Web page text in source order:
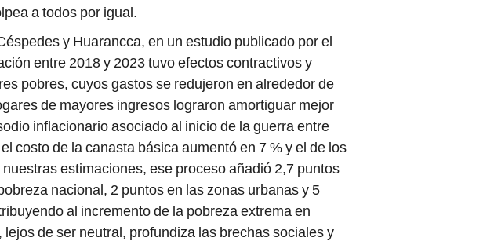
a todos por igual.
y Huarancca, en un estudio publicado por el
entre 2018 y 2023 tuvo efectos contractivos y
pobres, cuyos gastos se redujeron en alrededor de
de mayores ingresos lograron amortiguar mejor
inflacionario asociado al inicio de la guerra entre
costo de la canasta básica aumentó en 7 % y el de los
estimaciones, ese proceso añadió 2,7 puntos
nacional, 2 puntos en las zonas urbanas y 5
al incremento de la pobreza extrema en
de ser neutral, profundiza las brechas sociales y